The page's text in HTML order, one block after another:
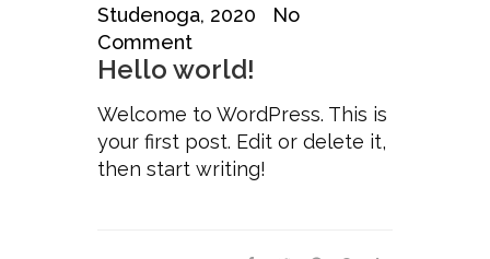
Studenoga, 2020
No
Comment
Hello world!
Welcome to WordPress. This is
your first post. Edit or delete it,
then start writing!